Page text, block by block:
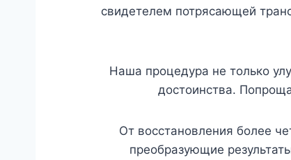
свидетелем потрясающей
Наша процедура не только
достоинства.
От восстановления более
преобразующие